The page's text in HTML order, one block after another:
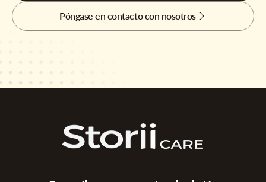
Póngase en contacto con nosotros